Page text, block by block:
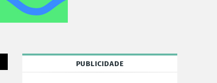
PUBLICIDADE